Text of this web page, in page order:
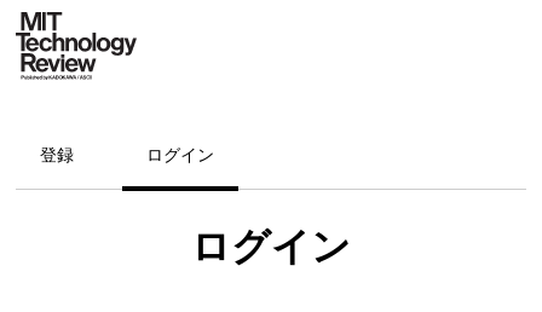
登録 ログイン
ログイン